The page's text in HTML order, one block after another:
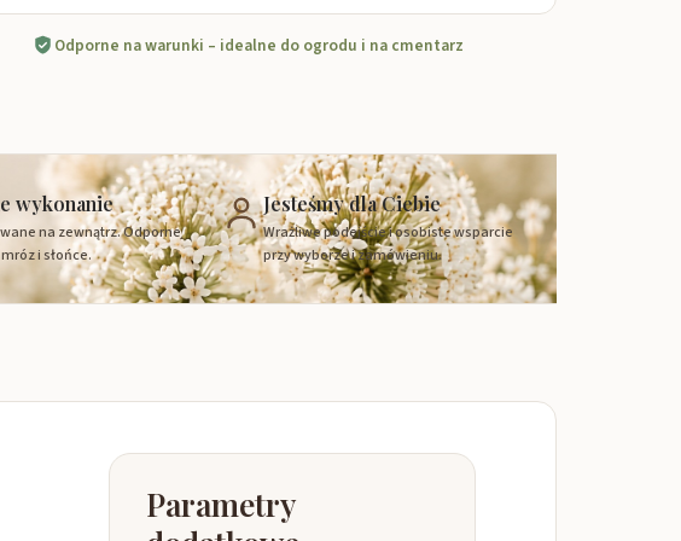
Odporne na warunki – idealne do ogrodu i na cmentarz
wykonanie
na zewnątrz. Odporne
i słońce.
Jesteśmy dla Ciebie
Wrażliwe podejście i osobiste wsparcie
przy wyborze i zamówieniu.
Parametry